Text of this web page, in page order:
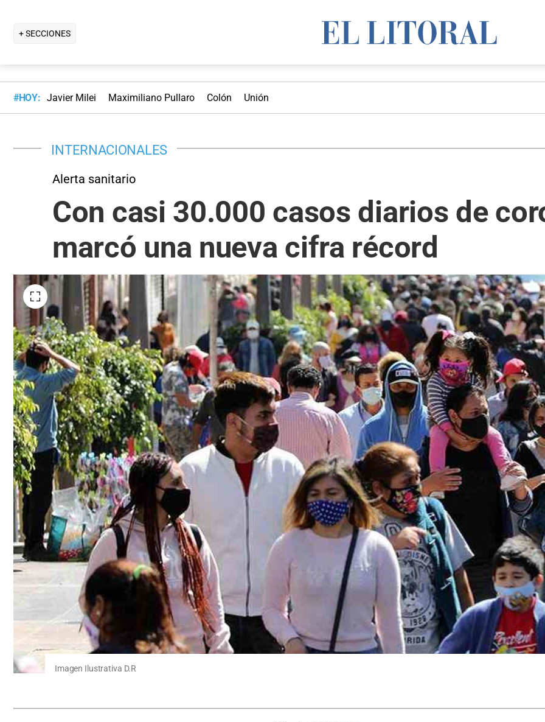
+ SECCIONES
#HOY: Javier Milei Maximiliano Pullaro Colón Unión
INTERNACIONALES
Alerta sanitario
Con casi 30.000 casos diarios de
marcó una nueva cifra récord
Imagen Ilustrativa D.R